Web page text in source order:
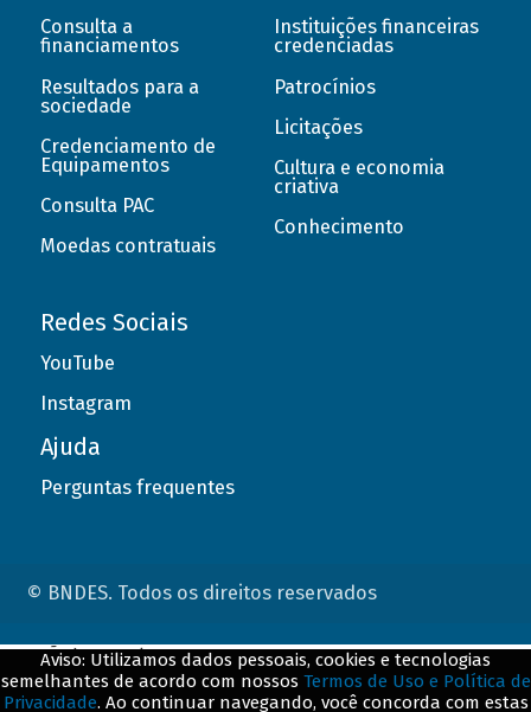
Consulta a
financiamentos
Resultados para a
sociedade
Credenciamento de
Equipamentos
Consulta PAC
Moedas contratuais
Instituições financeiras
credenciadas
Patrocínios
Licitações
Cultura e economia
criativa
Conhecimento
Redes Sociais
YouTube
Instagram
Ajuda
Perguntas frequentes
© BNDES. Todos os direitos reservados
Aviso: Utilizamos dados pessoais, cookies e tecnologias
semelhantes de acordo com nossos Termos de Uso e Política de
Privacidade. Ao continuar navegando, você concorda com estas
ConteÃºdo complementar
${title}${badge}